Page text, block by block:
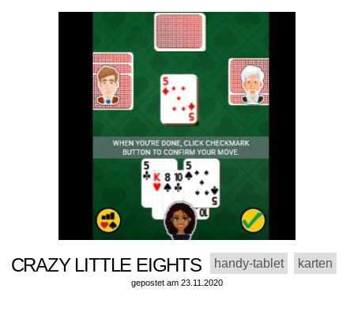
CRAZY LITTLE EIGHTS handy-tablet karten
gepostet am 23.11.2020